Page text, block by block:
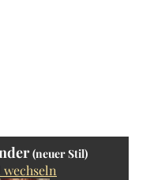
(neuer Stil)